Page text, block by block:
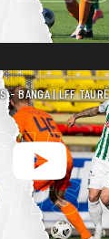
- BANGA | LFF